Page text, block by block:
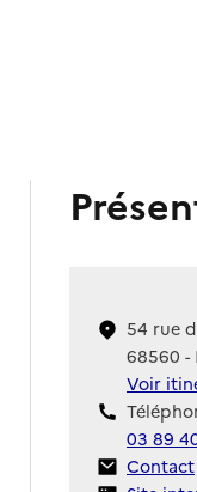
54 rue
68560 -
Voir
03 89
Contact
Contact